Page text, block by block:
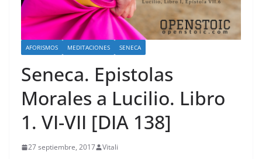
AFORISMOS MEDITACIONES SENECA
Seneca. Epistolas
Morales a Lucilio. Libro
1. VI-VII [DIA 138]
27 septiembre, 2017 Vitali